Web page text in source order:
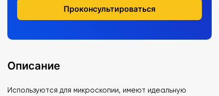
Проконсультироваться
Описание
Используются для микроскопии, имеют идеальную